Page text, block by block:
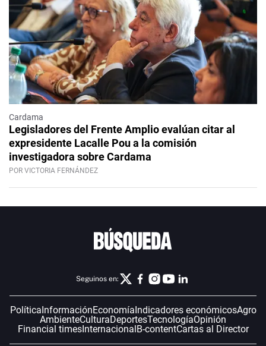
Cardama
Legisladores del Frente Amplio evalúan citar al
expresidente Lacalle Pou a la comisión
investigadora sobre Cardama
POR VICTORIA FERNÁNDEZ
Seguinos en:
PolíticaInformaciónEconomíaIndicadores económicosAgro
AmbienteCulturaDeportesTecnologíaOpinión
Financial timesInternacionalB-contentCartas al Director